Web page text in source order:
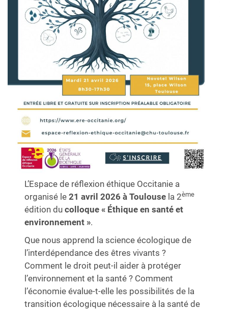
L’Espace de réflexion éthique Occitanie a
organisé le21 avril 2026 à Toulouse la 2ème
édition ducolloque « Éthique en santé et
environnement ».
Que nous apprend la science écologique de
l’interdépendance des êtres vivants ?
Comment le droit peut-il aider à protéger
l’environnement et la santé ? Comment
l’économie évalue-t-elle les possibilités de la
transition écologique nécessaire à la santé de